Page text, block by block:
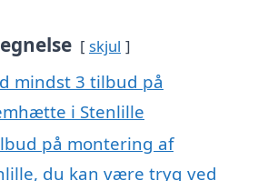
skjul
mindst 3 tilbud på
i Stenlille
på montering af
du kan være tryg ved